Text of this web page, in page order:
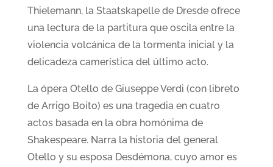
Thielemann, la Staatskapelle de Dresde ofrece
una lectura de la partitura que oscila entre la
violencia volcánica de la tormenta inicial y la
delicadeza camerística del último acto.
La ópera Otello de Giuseppe Verdi (con libreto
de Arrigo Boito) es una tragedia en cuatro
actos basada en la obra homónima de
Shakespeare. Narra la historia del general
Otello y su esposa Desdémona, cuyo amor es